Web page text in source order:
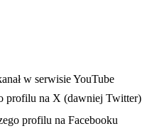
karcie
w serwisie YouTube
profilu na X (dawniej Twitter)
nowej karcieprofilu na Facebooku